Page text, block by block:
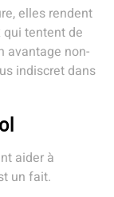
elles rendent
tentent de
avantage non-
indiscret dans
aider à
un fait.